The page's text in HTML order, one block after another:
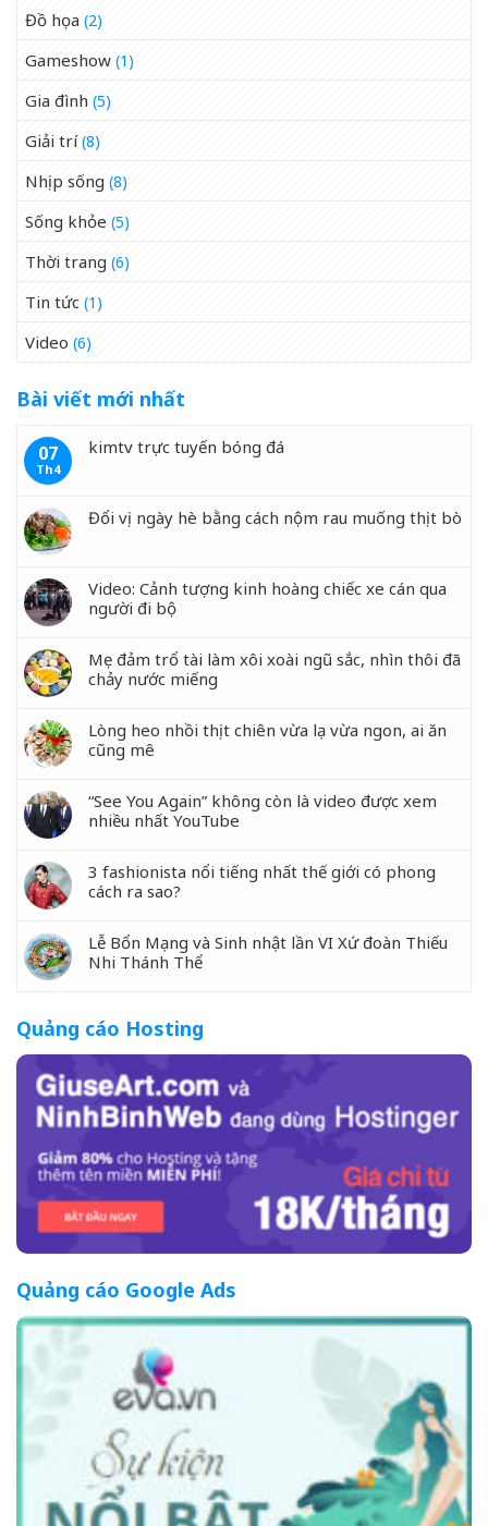
Đồ họa (2)
Gameshow (1)
Gia đình (5)
Giải trí(8)
Nhịp sống (8)
Sống khỏe (5)
Thời trang (6)
Tin tức (1)
Video (6)
Bài viết mới nhất
07
Th4
kimtv trực tuyến bóng đá
Đổi vị ngày hè bằng cách nộm rau muống thịt bò
Video: Cảnh tượng kinh hoàng chiếc xe cán qua
người đi bộ
Mẹ đảm trổ tài làm xôi xoài ngũ sắc, nhìn thôi đã
chảy nước miếng
Lòng heo nhồi thịt chiên vừa lạ vừa ngon, ai ăn
cũng mê
“See You Again” không còn là video được xem
nhiều nhất YouTube
3 fashionista nổi tiếng nhất thế giới có phong
cách ra sao?
Lễ Bổn Mạng và Sinh nhật lần VI Xứ đoàn Thiếu
Nhi Thánh Thể
Quảng cáo Hosting
Quảng cáo Google Ads